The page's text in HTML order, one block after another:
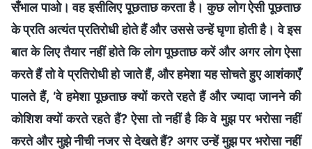
सँभाल पाओ। वह इसीलिए पूछताछ करता है। कुछ लोग ऐसी पूछताछ
के प्रति अत्यंत प्रतिरोधी होते हैं और उससे उन्हें घृणा होती है। वे इस
बात के लिए तैयार नहीं होते कि लोग पूछताछ करें और अगर लोग ऐसा
करते हैं तो वे प्रतिरोधी हो जाते हैं, और हमेशा यह सोचते हुए आशंकाएँ
पालते हैं, ‘वे हमेशा पूछताछ क्यों करते रहते हैं और ज्यादा जानने की
कोशिश क्यों करते रहते हैं? ऐसा तो नहीं है कि वे मुझ पर भरोसा नहीं
करते और मुझे नीची नजर से देखते हैं? अगर उन्हें मुझ पर भरोसा नहीं